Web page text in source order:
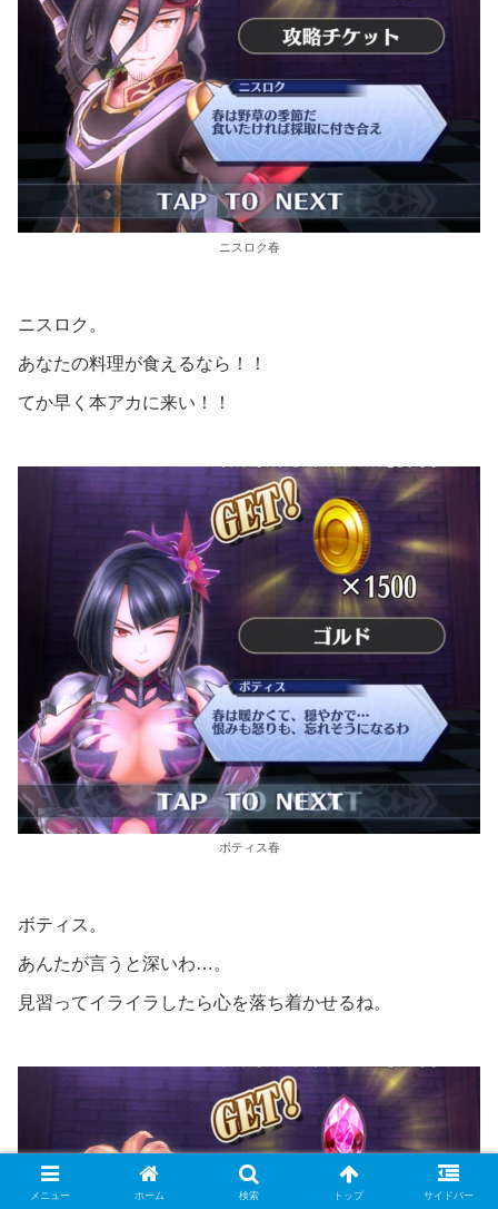
ニスロク春
ニスロク。
あなたの料理が食えるなら！！
てか早く本アカに来い！！
ボティス春
ボティス。
あんたが言うと深いわ…。
見習ってイライラしたら心を落ち着かせるね。
メニュー ホーム 検索 トップ サイドバー